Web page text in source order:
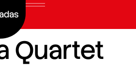
Quartet